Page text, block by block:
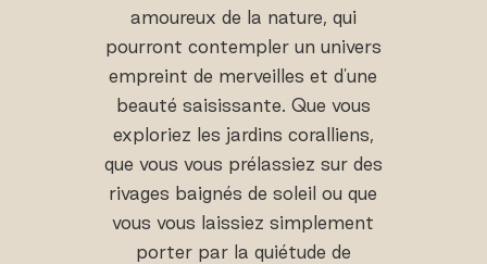
amoureux de la nature, qui
pourront contempler un univers
empreint de merveilles et d'une
beauté saisissante. Que vous
exploriez les jardins coralliens,
que vous vous prélassiez sur des
rivages baignés de soleil ou que
vous vous laissiez simplement
porter par la quiétude de